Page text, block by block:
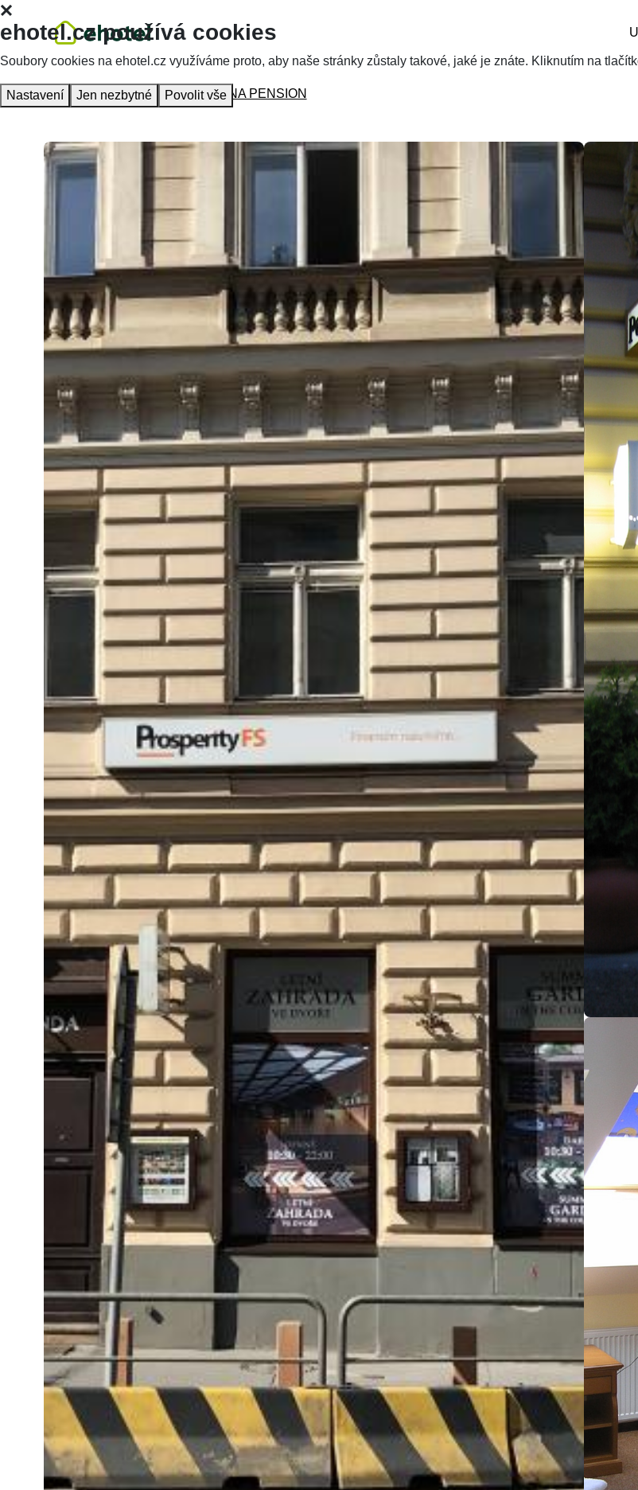
Hlavní stránka Ubytování BŘEZINA PENSION
ehotel.cz používá cookies
Soubory cookies na ehotel.cz využíváme proto, aby naše stránky zůstaly takové, jaké je znáte. Kliknutím na
Nastavení Jen nezbytné Povolit vše